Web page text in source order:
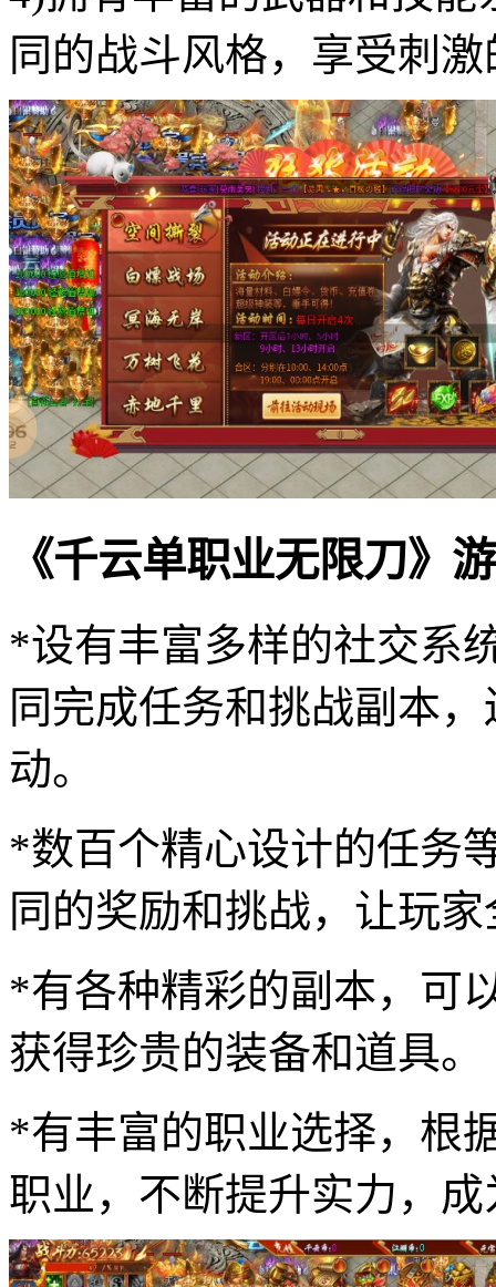
同的战斗风格，享受刺
《千云单职业无限刀》
*设有丰富多样的社交系
同完成任务和挑战副本
动。
*数百个精心设计的任务
同的奖励和挑战，让玩
*有各种精彩的副本，可
获得珍贵的装备和道具。
*有丰富的职业选择，根
职业，不断提升实力，